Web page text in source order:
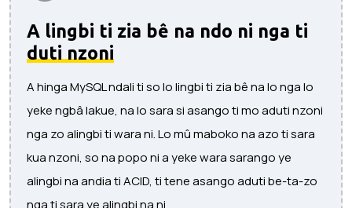
A lingbi ti zia bê na ndo ni nga ti
duti nzoni
A hinga MySQL ndali ti so lo lingbi ti zia bê na lo nga lo
yeke ngbâ lakue, na lo sara si asango ti mo aduti nzoni
nga zo alingbi ti wara ni. Lo mû maboko na azo ti sara
kua nzoni, so na popo ni a yeke wara sarango ye
alingbi na andia ti ACID, ti tene asango aduti be-ta-zo
nga ti sara ye alingbi na ni.